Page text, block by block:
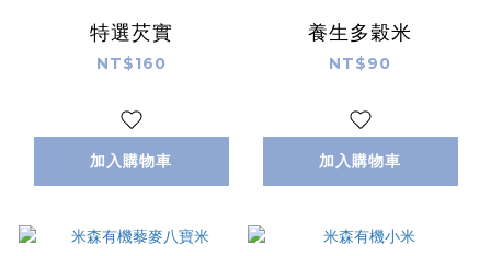
特選芡實
NT$160
加入購物車
養生多穀米
NT$90
加入購物車